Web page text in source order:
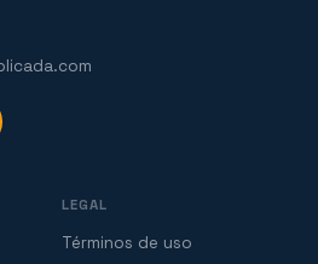
LEGAL
Términos de uso